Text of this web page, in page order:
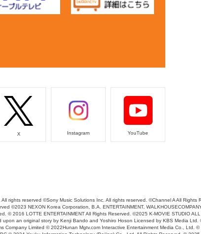
X Instagram YouTube
rights reserved ©Sony Music Solutions Inc. All rights reserved. ©Channel A All
©2023 NEXON Korea Corporation, B.A. ENTERTAINMENT,
© 2016 LOTTE ENTERTAINMENT All Rights Reserved. ©2025 K-MOVIE STUDIO
upon an original story by Kenji Bando and Yoshiro Hoson Licensed by KBS Media
Company Limited © 2022Hunan Mgtv.com Interactive Entertainment Media Co., Ltd.